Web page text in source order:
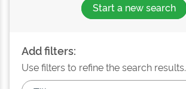
Start a new search
Add filters:
Use filters to refine the search results.